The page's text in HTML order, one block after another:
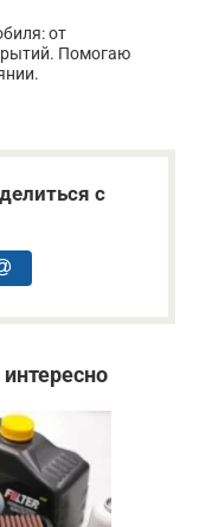
от
Помогаю
с